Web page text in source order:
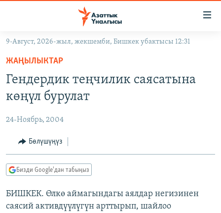
Навигацияга
өтүңүз
Издөөгө
салыңызКЫРГЫЗСТАН
ЭКОНОМИКА
МАДАНИЯТ
ДҮЙНӨ
БОРБОР АЗИЯ
УКРАИНА
АТАЙЫН ИЛИКТӨӨ
ТВ ПРОГРАММАЛАР
ЭКСПЕРТТЕР ТАЛДАЙТ
БИЗ ЖАНА ДҮЙНӨ
ӨЗГӨЧӨ ПИКИР
Русский
9-Август, 2026-жыл, жекшемби, Бишкек убактысы 12:31
ЖАҢЫЛЫКТАР
Гендердик теңчилик саясатына
көңүл бурулат
24-Ноябрь, 2004
Бөлүшүңүз
Бизди Google'дан табыңыз
БИШКЕК. Өлкө аймагындагы аялдар негизинен
саясий активдүүлүгүн арттырып, шайлоо